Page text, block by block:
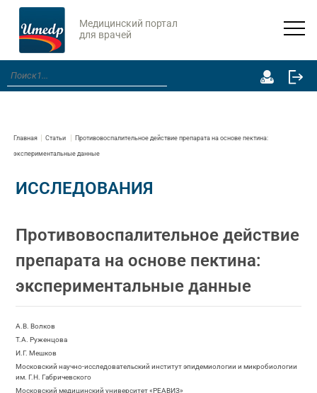
Медицинский портал
для врачей
Главная Статьи Противовоспалительное действие препарата на основе пектина:
экспериментальные данные
ИССЛЕДОВАНИЯ
Противовоспалительное действие
препарата на основе пектина:
экспериментальные данные
А.В. Волков
Т.А. Руженцова
И.Г. Мешков
Московский научно-исследовательский институт эпидемиологии и микробиологии
им. Г.Н. Габричевского
Московский медицинский университет «РЕАВИЗ»